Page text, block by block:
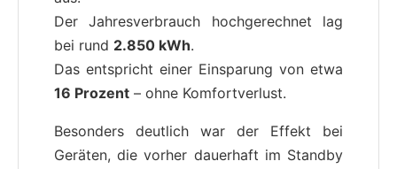
Der Jahresverbrauch hochgerechnet lag
bei rund 2.850 kWh.
Das entspricht einer Einsparung von etwa
16 Prozent – ohne Komfortverlust.
Besonders deutlich war der Effekt bei
Geräten, die vorher dauerhaft im Standby